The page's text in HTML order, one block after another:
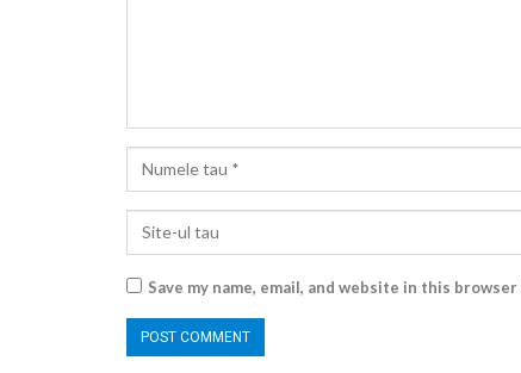
Save my name, email, and website in this